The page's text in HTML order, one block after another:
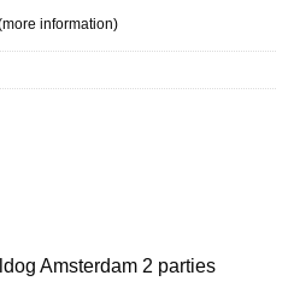
information)
Amsterdam 2 parties